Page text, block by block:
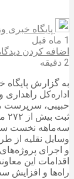
پایگاه
1 ماه قبل
اضافه کردن
2 دقیقه
به گزارش
اداره‌کل
حبیبی، سرپرست
سه‌ماهه نخست
وسایل نقلیه از
و اجرای
اقدامات این
راه‌ها و افزایش